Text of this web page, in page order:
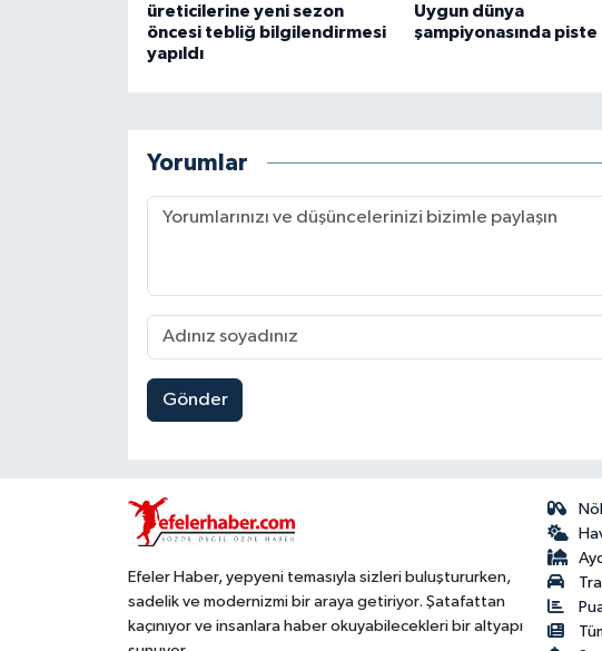
üreticilerine yeni sezon
öncesi tebliğ bilgilendirmesi
yapıldı
Uygun dünya
şampiyonasında piste
Yorumlar
Gönder
Efeler Haber, yepyeni temasıyla sizleri buluştururken,
sadelik ve modernizmi bir araya getiriyor. Şatafattan
kaçınıyor ve insanlara haber okuyabilecekleri bir altyapı